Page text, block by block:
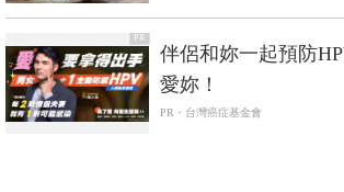
PR
伴侶和妳一起預防
愛妳！
PR・台灣癌症基金會